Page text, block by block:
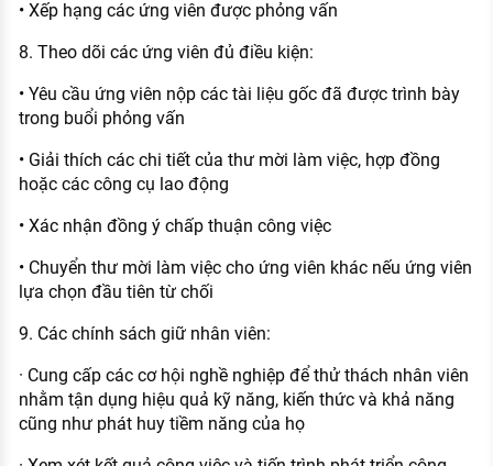
• Xếp hạng các ứng viên được phỏng vấn
8. Theo dõi các ứng viên đủ điều kiện:
• Yêu cầu ứng viên nộp các tài liệu gốc đã được trình bày
trong buổi phỏng vấn
• Giải thích các chi tiết của thư mời làm việc, hợp đồng
hoặc các công cụ lao động
• Xác nhận đồng ý chấp thuận công việc
• Chuyển thư mời làm việc cho ứng viên khác nếu ứng viên
lựa chọn đầu tiên từ chối
9. Các chính sách giữ nhân viên:
· Cung cấp các cơ hội nghề nghiệp để thử thách nhân viên
nhằm tận dụng hiệu quả kỹ năng, kiến thức và khả năng
cũng như phát huy tiềm năng của họ